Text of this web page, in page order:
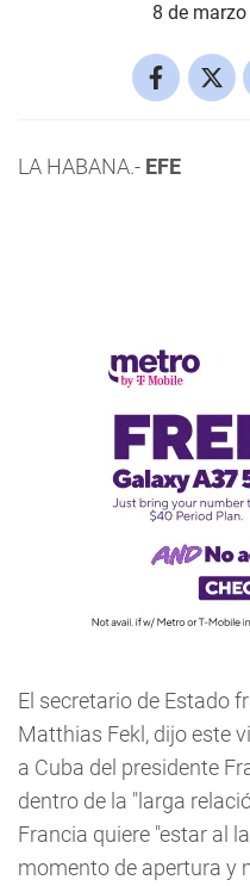
8 de
LA HABANA.- EFE
El secretario de Estado
Matthias Fekl, dijo este
a Cuba del presidente
dentro de la "larga
Francia quiere "estar al
momento de apertura y